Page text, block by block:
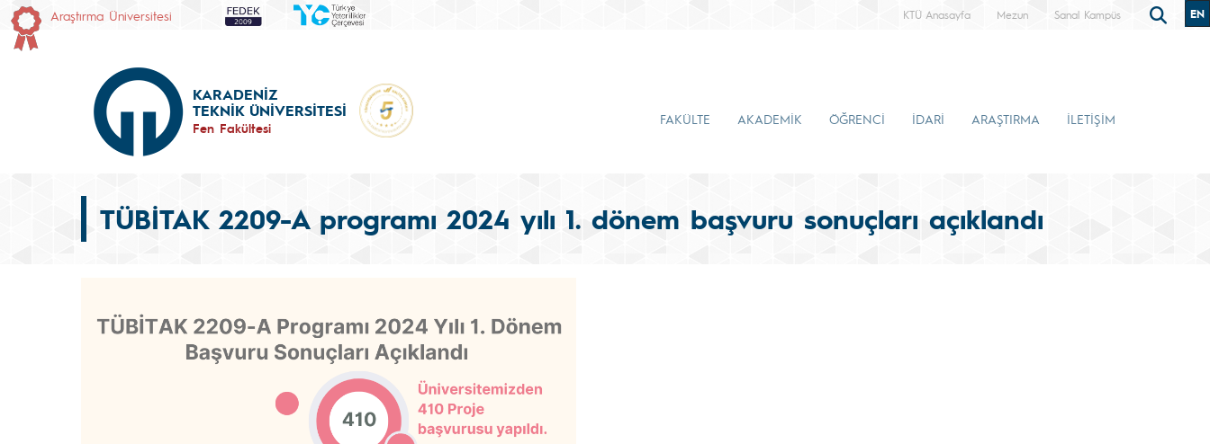
Araştırma Üniversitesi KTÜ Anasayfa Mezun Sanal Kampüs EN
KARADENİZ
TEKNİK ÜNİVERSİTESİ
Fen Fakültesi
FAKÜLTE AKADEMİK ÖĞRENCİ İDARİ ARAŞTIRMA İLETİŞİM
TÜBİTAK 2209-A programı 2024 yılı 1. dönem başvuru sonuçları açıklandı